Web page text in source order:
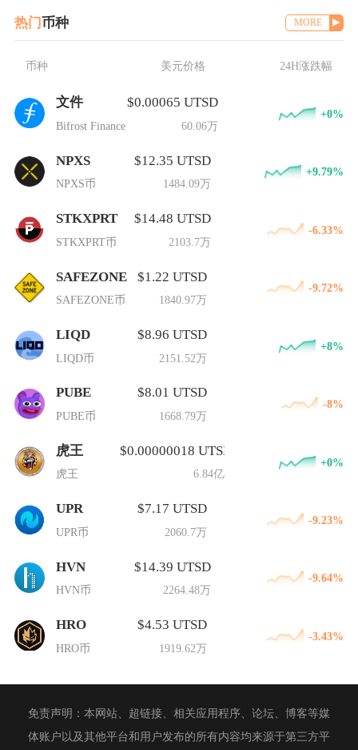
热门 币种 MORE
币种 美元价格 24H涨跌幅
文件
Bifrost Finance
$0.00065 UTSD
60.06万
+0%
NPXS
NPXS币
$12.35 UTSD
1484.09万
+9.79%
STKXPRT
STKXPRT币
$14.48 UTSD
2103.7万
-6.33%
SAFEZONE
SAFEZONE币
$1.22 UTSD
1840.97万
-9.72%
LIQD
LIQD币
$8.96 UTSD
2151.52万
+8%
PUBE
PUBE币
$8.01 UTSD
1668.79万
-8%
虎王
虎王
$0.00000018 UTSD
6.84亿
+0%
UPR
UPR币
$7.17 UTSD
2060.7万
-9.23%
HVN
HVN币
$14.39 UTSD
2264.48万
-9.64%
HRO
HRO币
$4.53 UTSD
1919.62万
-3.43%
免责声明：本网站、超链接、相关应用程序、论坛、博客等媒
体账户以及其他平台和用户发布的所有内容均来源于第三方平